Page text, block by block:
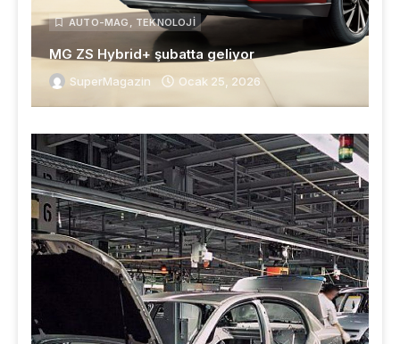
AUTO-MAG , TEKNOLOJI
MG ZS Hybrid+ şubatta geliyor
SuperMagazin Ocak 25, 2026